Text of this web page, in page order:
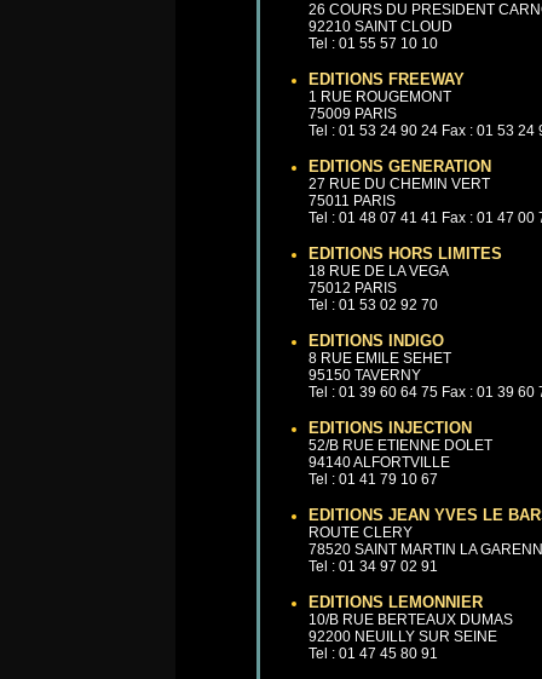
26 COURS DU PRESIDENT
92210 SAINT CLOUD
Tel : 01 55 57 10 10
EDITIONS FREEWAY
1 RUE ROUGEMONT
75009 PARIS
Tel : 01 53 24 90 24 Fax : 01 53 24
EDITIONS GENERATION
27 RUE DU CHEMIN VERT
75011 PARIS
Tel : 01 48 07 41 41 Fax : 01 47 00
EDITIONS HORS LIMITES
18 RUE DE LA VEGA
75012 PARIS
Tel : 01 53 02 92 70
EDITIONS INDIGO
8 RUE EMILE SEHET
95150 TAVERNY
Tel : 01 39 60 64 75 Fax : 01 39 60
EDITIONS INJECTION
52/B RUE ETIENNE DOLET
94140 ALFORTVILLE
Tel : 01 41 79 10 67
EDITIONS JEAN YVES LE
ROUTE CLERY
78520 SAINT MARTIN LA
Tel : 01 34 97 02 91
EDITIONS LEMONNIER
10/B RUE BERTEAUX DUMAS
92200 NEUILLY SUR SEINE
Tel : 01 47 45 80 91